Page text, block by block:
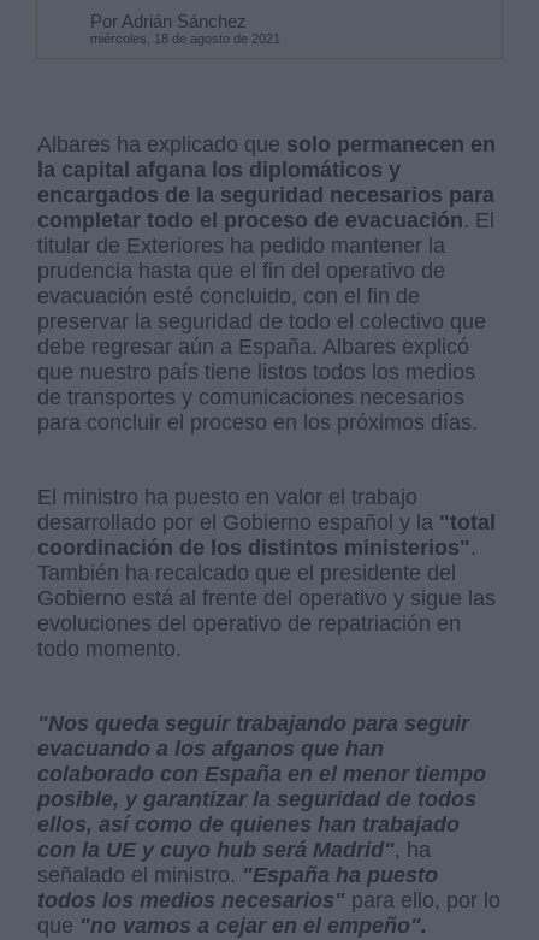
Por Adrián Sánchez
miércoles, 18 de agosto de 2021
Albares ha explicado que solo permanecen en
la capital afgana los diplomáticos y
encargados de la seguridad necesarios para
completar todo el proceso de evacuación. El
titular de Exteriores ha pedido mantener la
prudencia hasta que el fin del operativo de
evacuación esté concluido, con el fin de
preservar la seguridad de todo el colectivo que
debe regresar aún a España. Albares explicó
que nuestro país tiene listos todos los medios
de transportes y comunicaciones necesarios
para concluir el proceso en los próximos días.
El ministro ha puesto en valor el trabajo
desarrollado por el Gobierno español y la "total
coordinación de los distintos ministerios" .
También ha recalcado que el presidente del
Gobierno está al frente del operativo y sigue las
evoluciones del operativo de repatriación en
todo momento.
"Nos queda seguir trabajando para seguir
evacuando a los afganos que han
colaborado con España en el menor tiempo
posible, y garantizar la seguridad de todos
ellos, así como de quienes han trabajado
con la UE y cuyo hub será Madrid", ha
señalado el ministro. "España ha puesto
todos los medios necesarios" para ello, por lo
que "no vamos a cejar en el empeño".